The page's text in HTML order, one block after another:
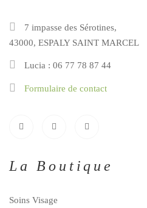
7 impasse des Sérotines,
43000, ESPALY SAINT MARCEL
Lucia : 06 77 78 87 44
Formulaire de contact
La Boutique
Soins Visage